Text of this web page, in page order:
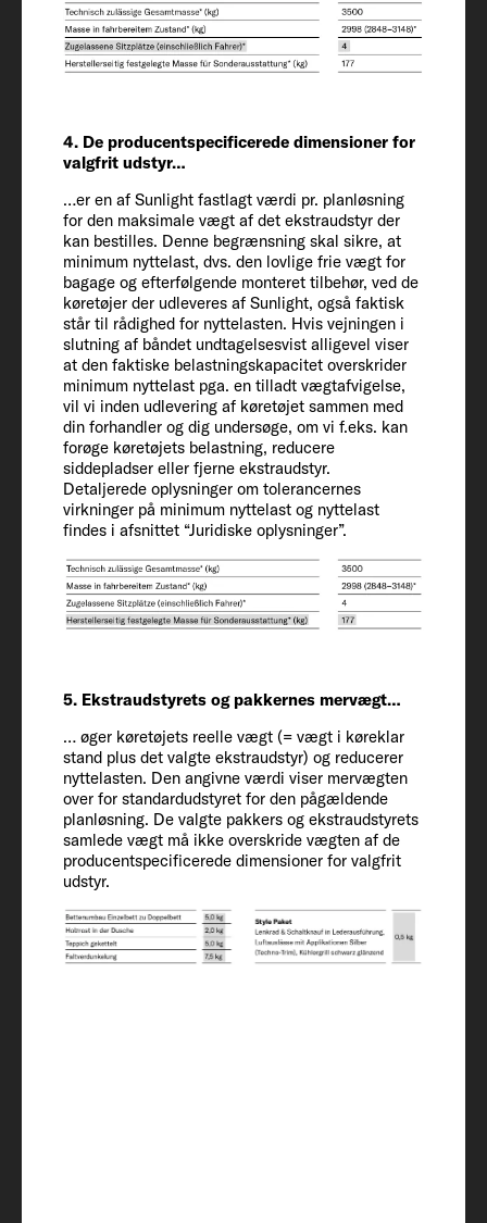
4. De producentspecificerede dimensioner for
valgfrit udstyr…
…er en af Sunlight fastlagt værdi pr. planløsning
for den maksimale vægt af det ekstraudstyr der
kan bestilles. Denne begrænsning skal sikre, at
minimum nyttelast, dvs. den lovlige frie vægt for
bagage og efterfølgende monteret tilbehør, ved de
køretøjer der udleveres af Sunlight, også faktisk
står til rådighed for nyttelasten. Hvis vejningen i
slutning af båndet undtagelsesvist alligevel viser
at den faktiske belastningskapacitet overskrider
minimum nyttelast pga. en tilladt vægtafvigelse,
vil vi inden udlevering af køretøjet sammen med
din forhandler og dig undersøge, om vi f.eks. kan
forøge køretøjets belastning, reducere
siddepladser eller fjerne ekstraudstyr.
Detaljerede oplysninger om tolerancernes
virkninger på minimum nyttelast og nyttelast
findes i afsnittet “Juridiske oplysninger”.
5. Ekstraudstyrets og pakkernes mervægt…
… øger køretøjets reelle vægt (= vægt i køreklar
stand plus det valgte ekstraudstyr) og reducerer
nyttelasten. Den angivne værdi viser mervægten
over for standardudstyret for den pågældende
planløsning. De valgte pakkers og ekstraudstyrets
samlede vægt må ikke overskride vægten af de
producentspecificerede dimensioner for valgfrit
udstyr.
Chassis / motor / effekt kW (hk)
Fiat Ducato / 2.2 / 103 (140)
Vægt i køreklar stand (kg)*
3028 (2877 til 3179)*
Fabriksspecificeret vægt for
ekstraudstyr* (kg)
114
Teknisk tilladte totalvægt* (kg)
3500
Vægtforhøjelse (optional)
3650
Anhængerlast 12 % bremset / ubremset
2000 / 750
Hjulafstand
404
Indvendigt
udstyr
Sovepladser